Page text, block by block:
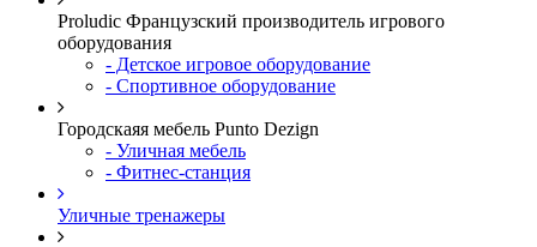
Proludic Французский производитель игрового
оборудования
- Детское игровое оборудование
- Спортивное оборудование
Городскаяя мебель Punto Dezign
- Уличная мебель
- Фитнес-станция
Уличные тренажеры